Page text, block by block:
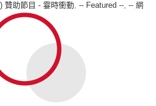
贊助節目 - 霎時衝動, -- Featured --, -- 網